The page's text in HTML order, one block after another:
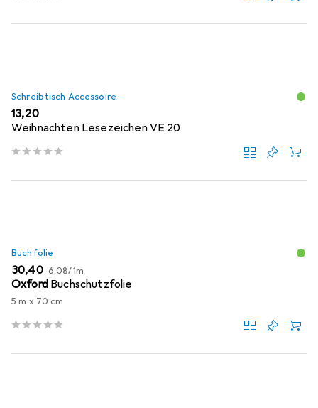
Schreibtisch Accessoire
EUR
13,20
Weihnachten Lesezeichen VE 20
Buchfolie
EUR
30,40 EUR
6,08/1m
Oxford Buchschutzfolie
5 m x 70 cm